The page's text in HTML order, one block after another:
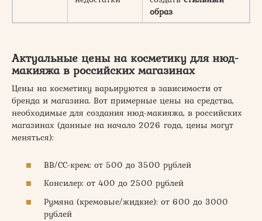
образ
Актуальные цены на косметику для нюд-
макияжа в российских магазинах
Цены на косметику варьируются в зависимости от
бренда и магазина. Вот примерные цены на средства,
необходимые для создания нюд-макияжа, в российских
магазинах (данные на начало 2026 года, цены могут
меняться):
BB/CC-крем: от 500 до 3500 рублей
Консилер: от 400 до 2500 рублей
Румяна (кремовые/жидкие): от 600 до 3000
рублей